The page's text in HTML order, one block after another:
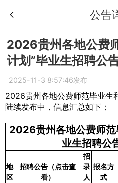
公告
2026贵州各地公费
计划”毕业生招聘公
2025-11-3 8:57:46发布
2026贵州各地公费师范毕业生
陆续发布中，信息汇总如下；
2026贵州各地公费师范
业生招聘公
地
区
招聘公告（点击查
看）
招
录
人
报名方
式